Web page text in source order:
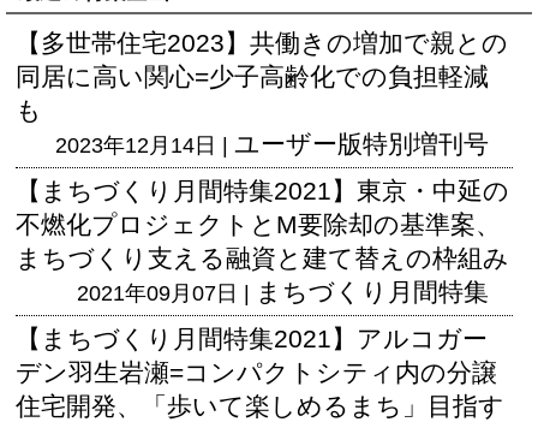
【多世帯住宅2023】共働きの増加で親との
同居に高い関心=少子高齢化での負担軽減
も
2023年12月14日 | ユーザー版特別増刊号
【まちづくり月間特集2021】東京・中延の
不燃化プロジェクトとM要除却の基準案、
まちづくり支える融資と建て替えの枠組み
2021年09月07日 | まちづくり月間特集
【まちづくり月間特集2021】アルコガー
デン羽生岩瀬=コンパクトシティ内の分譲
住宅開発、「歩いて楽しめるまち」目指す